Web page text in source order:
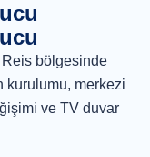
bölgesinde
kurulumu, merkezi
ve TV duvar